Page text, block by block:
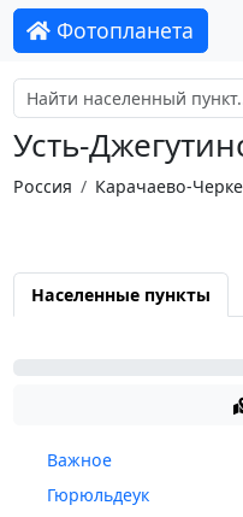
Фотопланета
Усть-
Россия Карачаево-
Населенные пункты
Важное
Гюрюльдеук